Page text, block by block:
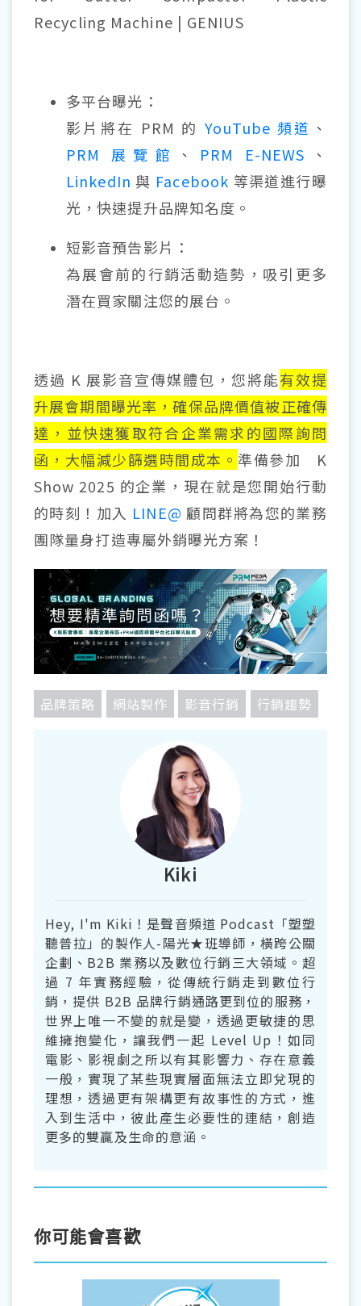
Recycling Machine | GENIUS
多平台曝光：
影片將在 PRM 的 YouTube 頻道 、
PRM 展覽館
、 PRM E-NEWS 、
LinkedIn 與 Facebook 等渠道進行曝
光，快速提升品牌知名度。
短影音預告影片：
為展會前的行銷活動造勢，吸引更多
潛在買家關注您的展台。
透過 K 展影音宣傳媒體包，您將能有效提
升展會期間曝光率，確保品牌價值被正確傳
達，並快速獲取符合企業需求的國際詢問
函，大幅減少篩選時間成本。 準備參加 K
Show 2025 的企業，現在就是您開始行動
的時刻！加入 LINE@ 顧問群將為您的業務
團隊量身打造專屬外銷曝光方案！
品牌策略 網站製作 影音行銷 行銷趨勢
Kiki
Hey, I'm Kiki！是聲音頻道 Podcast「塑塑
聽普拉」的製作人-陽光★班導師，橫跨公關
企劃、B2B 業務以及數位行銷三大領域。超
過 7 年實務經驗，從傳統行銷走到數位行
銷，提供 B2B 品牌行銷通路更到位的服務，
世界上唯一不變的就是變，透過更敏捷的思
維擁抱變化，讓我們一起 Level Up！如同
電影、影視劇之所以有其影響力、存在意義
一般，實現了某些現實層面無法立即兌現的
理想，透過更有架構更有故事性的方式，進
入到生活中，彼此產生必要性的連結，創造
更多的雙贏及生命的意涵。
你可能會喜歡